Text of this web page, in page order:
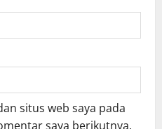
situs web saya pada
saya berikutnya.